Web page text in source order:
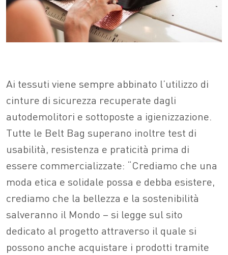
Ai tessuti viene sempre abbinato l’utilizzo di
cinture di sicurezza recuperate dagli
autodemolitori e sottoposte a igienizzazione.
Tutte le Belt Bag superano inoltre test di
usabilità, resistenza e praticità prima di
essere commercializzate: “Crediamo che una
moda etica e solidale possa e debba esistere,
crediamo che la bellezza e la sostenibilità
salveranno il Mondo – si legge sul sito
dedicato al progetto attraverso il quale si
possono anche acquistare i prodotti tramite